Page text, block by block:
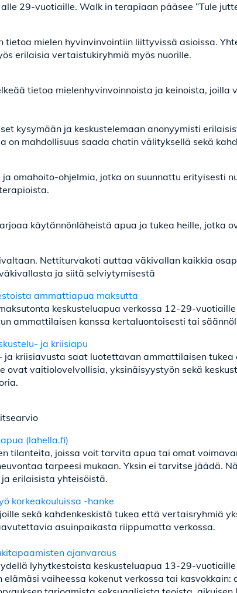
29-vuotiaille. Walk in terapiaan pääsee ”Tule
tietoa mielen hyvinvinvointiin liittyvissä asioissa.
erilaisia vertaistukiryhmiä myös nuorille.
tietoa mielenhyvinvoinnoista ja keinoista, joilla
kysymään ja keskustelemaan anonyymisti
on mahdollisuus saada chatin välityksellä sekä
omahoito-ohjelmia, jotka on suunnattu erityisesti
käytännönläheistä apua ja tukea heille, jotka
Nettiturvakoti auttaa väkivallan kaikkia
ja siitä selviytymisestä
ammattiapua maksutta
keskusteluapua verkossa 12-29-
ammattilaisen kanssa kertaluontoisesti tai
ja kriisiapu
ja kriisiavusta saat luotettavan ammattilaisen
ovat vaitiolovelvollisia, yksinäisyystyön sekä
(lahella.fi)
tilanteita, joissa voit tarvita apua tai omat
tarpeesi mukaan. Yksin ei tarvitse jäädä.
erilaisista yhteisöistä.
korkeakouluissa -hanke
sekä kahdenkeskistä tukea että vertaisryhmiä
asuinpaikasta riippumatta verkossa.
ajanvaraus
lyhytkestoista keskusteluapua 13-29-
elämäsi vaiheessa kokenut verkossa tai